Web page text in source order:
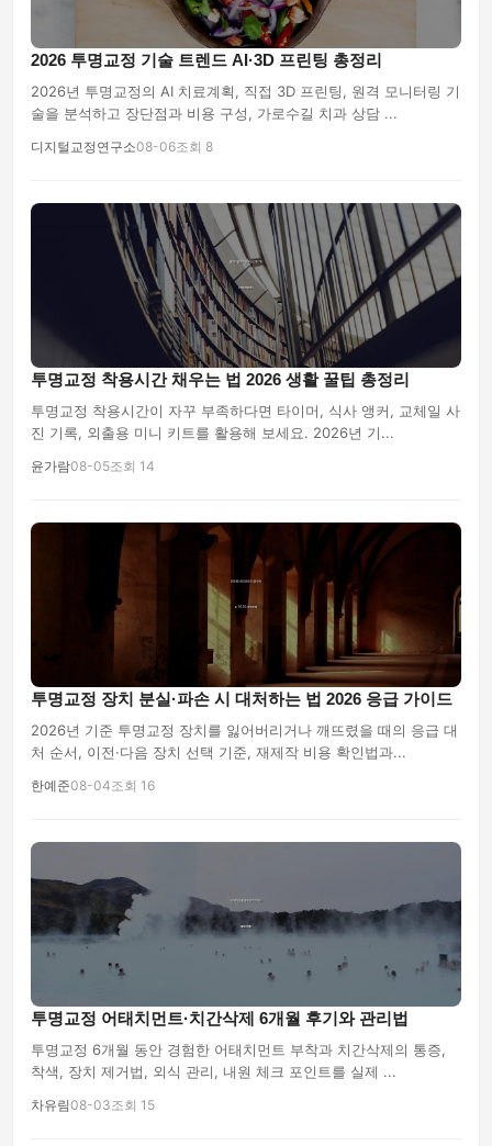
2026 투명교정 기술 트렌드 AI·3D 프린팅 총정리
2026년 투명교정의 AI 치료계획, 직접 3D 프린팅, 원격 모니터링 기
술을 분석하고 장단점과 비용 구성, 가로수길 치과 상담 ...
디지털교정연구소08-06조회 8
투명교정 착용시간 채우는 법 2026 생활 꿀팁 총정리
투명교정 착용시간이 자꾸 부족하다면 타이머, 식사 앵커, 교체일 사
진 기록, 외출용 미니 키트를 활용해 보세요. 2026년 기...
윤가람08-05조회 14
투명교정 장치 분실·파손 시 대처하는 법 2026 응급 가이드
2026년 기준 투명교정 장치를 잃어버리거나 깨뜨렸을 때의 응급 대
처 순서, 이전·다음 장치 선택 기준, 재제작 비용 확인법과...
한예준08-04조회 16
투명교정 어태치먼트·치간삭제 6개월 후기와 관리법
투명교정 6개월 동안 경험한 어태치먼트 부착과 치간삭제의 통증,
착색, 장치 제거법, 외식 관리, 내원 체크 포인트를 실제 ...
차유림08-03조회 15